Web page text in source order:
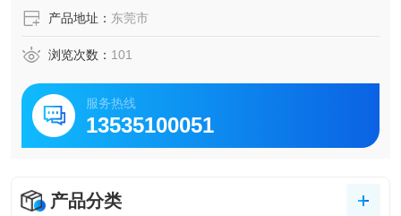
产品地址： 东莞市
浏览次数： 101
服务热线
13535100051
产品分类